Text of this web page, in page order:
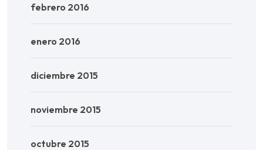
febrero 2016
enero 2016
diciembre 2015
noviembre 2015
octubre 2015